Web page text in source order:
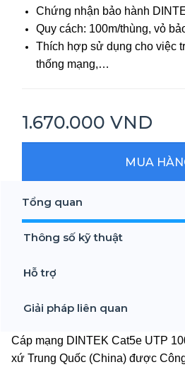
Chứng nhận bảo hành
Quy cách: 100m/thùng, vỏ
Thích hợp sử dụng cho việc
thống mạng,…
1.670.000 VND
MUA
Tổng quan
Thông số kỹ thuật
Hỗ trợ
Giải pháp liên quan
Cáp mạng DINTEK Cat5e UTP
xứ Trung Quốc (China) được